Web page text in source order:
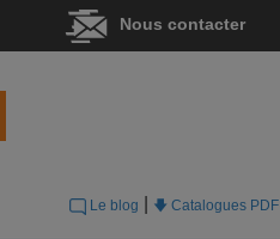
Nous contacter
Le blog 🡇 Catalogues PDF